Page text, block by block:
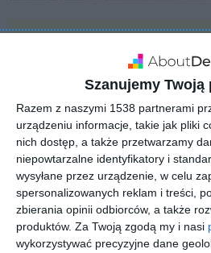
Szanujemy Twoją
Razem z naszymi 1538 partnerami
urządzeniu informacje, takie jak pliki
nich dostęp, a także przetwarzamy
niepowtarzalne identyfikatory i
wysyłane przez urządzenie, w celu
spersonalizowanych reklam i treści,
zbierania opinii odbiorców, a także
produktów. Za Twoją zgodą my i nasi
wykorzystywać precyzyjne dane